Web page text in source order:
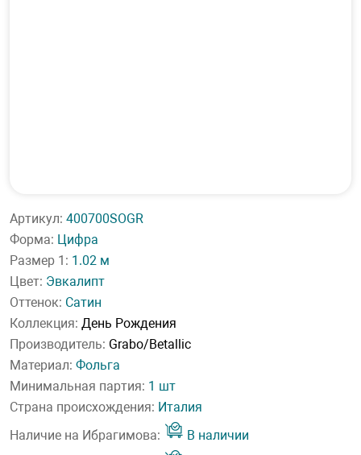
Артикул: 400700SOGR
Форма: Цифра
Размер 1: 1.02 м
Цвет: Эвкалипт
Оттенок: Сатин
Коллекция: День Рождения
Производитель: Grabo/Betallic
Материал: Фольга
Минимальная партия: 1 шт
Страна происхождения: Италия
Наличие на Ибрагимова:
В наличии